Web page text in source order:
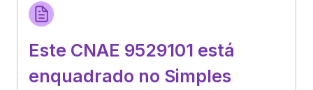
Este CNAE 9529101 está
enquadrado no Simples